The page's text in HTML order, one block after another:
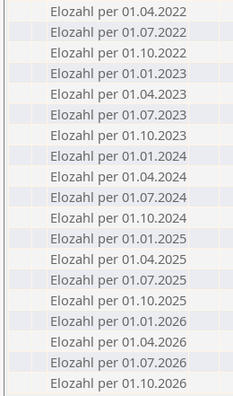
Elozahl per 01.04.2022
Elozahl per 01.07.2022
Elozahl per 01.10.2022
Elozahl per 01.01.2023
Elozahl per 01.04.2023
Elozahl per 01.07.2023
Elozahl per 01.10.2023
Elozahl per 01.01.2024
Elozahl per 01.04.2024
Elozahl per 01.07.2024
Elozahl per 01.10.2024
Elozahl per 01.01.2025
Elozahl per 01.04.2025
Elozahl per 01.07.2025
Elozahl per 01.10.2025
Elozahl per 01.01.2026
Elozahl per 01.04.2026
Elozahl per 01.07.2026
Elozahl per 01.10.2026